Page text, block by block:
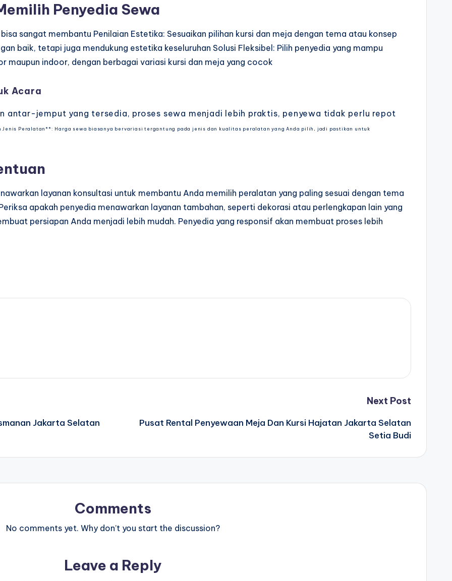
Penyedia Sewa
sangat membantu Penilaian Estetika: Sesuaikan pilihan kursi dan meja dengan tema atau konsep
baik, tetapi juga mendukung estetika keseluruhan Solusi Fleksibel: Pilih penyedia yang mampu
maupun indoor, dengan berbagai variasi kursi dan meja yang cocok
Acara
antar-jemput yang tersedia, proses sewa menjadi lebih praktis, penyewa tidak perlu repot
Jenis Peralatan**: Harga sewa biasanya bervariasi tergantung pada jenis dan kualitas peralatan yang Anda pilih, jadi pastikan untuk
layanan konsultasi untuk membantu Anda memilih peralatan yang paling sesuai dengan tema
apakah penyedia menawarkan layanan tambahan, seperti dekorasi atau perlengkapan lain yang
persiapan Anda menjadi lebih mudah. Penyedia yang responsif akan membuat proses lebih
Jakarta Selatan
Next Post
Pusat Rental Penyewaan Meja Dan Kursi Hajatan Jakarta Selatan
Setia Budi
Comments
No comments yet. Why don’t you start the discussion?
Leave a Reply